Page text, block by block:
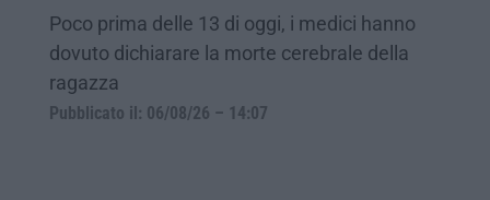
Poco prima delle 13 di oggi, i medici hanno
dovuto dichiarare la morte cerebrale della
ragazza
Pubblicato il: 06/08/26 – 14:07